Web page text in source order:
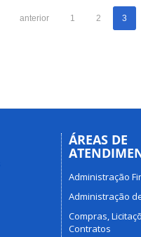
anterior 1 2 3
ÁREAS DE
Administração
Administração
Compras,
Contratos